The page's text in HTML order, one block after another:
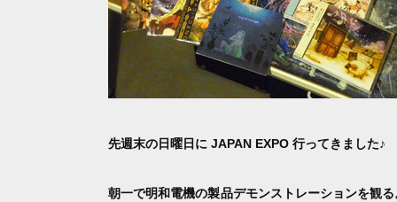
先週末の日曜日に JAPAN EXPO 行ってきました♪
朝一で明和電機の製品デモンストレーションを観